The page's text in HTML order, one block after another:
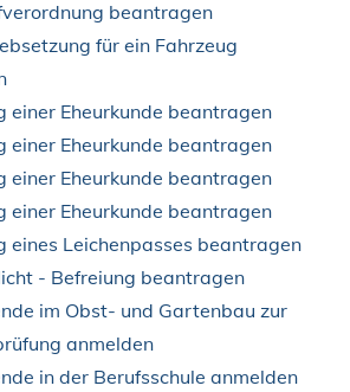
beantragen
für ein Fahrzeug
einer Eheurkunde beantragen
einer Eheurkunde beantragen
einer Eheurkunde beantragen
einer Eheurkunde beantragen
eines Leichenpasses beantragen
- Befreiung beantragen
im Obst- und Gartenbau zur
anmelden
in der Berufsschule anmelden